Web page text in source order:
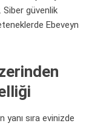
Siber güvenlik
Ebeveyn
yanı sıra evinizde